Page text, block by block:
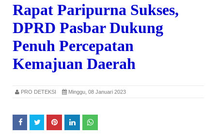
Rapat Paripurna Sukses,
DPRD Pasbar Dukung
Penuh Percepatan
Kemajuan Daerah
PRO DETEKSI Minggu, 08 Januari 2023